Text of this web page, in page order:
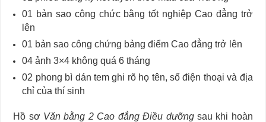
01 bản sao công chức bằng tốt nghiệp Cao đẳng trở
lên
01 bản sao công chứng bảng điểm Cao đẳng trở lên
04 ảnh 3×4 không quá 6 tháng
02 phong bì dán tem ghi rõ họ tên, số điện thoại và địa
chỉ của thí sinh
Hồ sơ Văn bằng 2 Cao đẳng Điều dưỡng sau khi hoàn